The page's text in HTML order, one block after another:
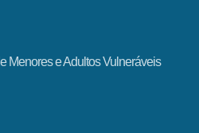
Menores e Adultos Vulneráveis